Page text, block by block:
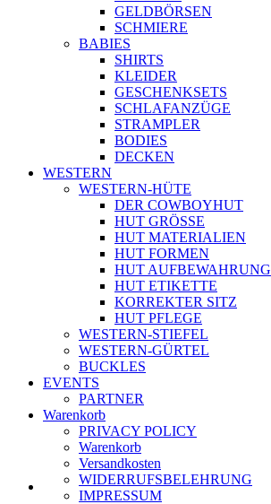
GELDBÖRSEN
SCHMIERE
BABIES
SHIRTS
KLEIDER
GESCHENKSETS
SCHLAFANZÜGE
STRAMPLER
BODIES
DECKEN
WESTERN
WESTERN-HÜTE
DER COWBOYHUT
HUT GRÖSSE
HUT MATERIALIEN
HUT FORMEN
HUT AUFBEWAHRUNG
HUT ETIKETTE
KORREKTER SITZ
HUT PFLEGE
WESTERN-STIEFEL
WESTERN-GÜRTEL
BUCKLES
EVENTS
PARTNER
Warenkorb
PRIVACY POLICY
Warenkorb
Versandkosten
WIDERRUFSBELEHRUNG
IMPRESSUM